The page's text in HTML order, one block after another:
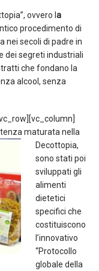
ovvero l a
procedimento di
nei secoli di padre in
dei segreti industriali
che fondano la
alcool, senza
maturata nella
Decottopia,
sono stati poi
sviluppati gli
alimenti
dietetici
specifici che
costituiscono
l’innovativo
“Protocollo
globale della